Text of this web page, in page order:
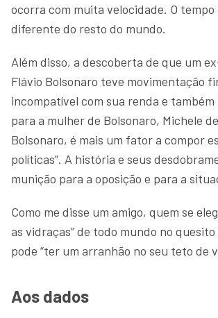
ocorra com muita velocidade. O tempo
diferente do resto do mundo.
Além disso, a descoberta de que um
Flávio Bolsonaro teve movimentação
incompatível com sua renda e
para a mulher de Bolsonaro, Michele
Bolsonaro, é mais um fator a compor
políticas”. A história e seus
munição para a oposição e para a
Como me disse um amigo, quem se
as vidraças” de todo mundo no
pode “ter um arranhão no seu teto de
Aos dados